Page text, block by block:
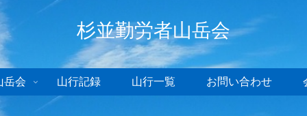
杉並勤労者山岳会
岳会 山行記録 山行一覧 お問い合わせ